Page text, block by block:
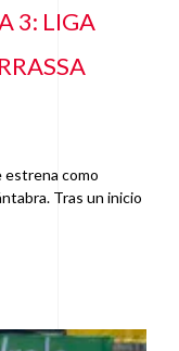
3: LIGA
estrena como
Tras un inicio